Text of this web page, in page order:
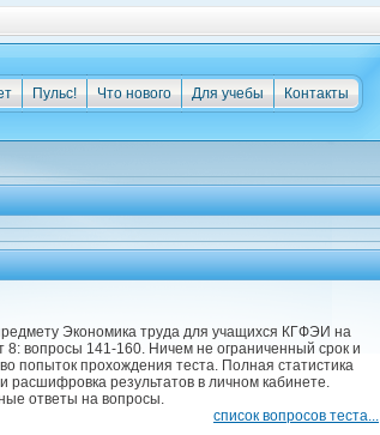
Контакты
Для учебы
Что нового
Пульс!
Экономика труда для учащихся КГФЭИ на
8: вопросы 141-160. Ничем не ограниченный срок и
попыток прохождения теста. Полная статистика
расшифровка результатов в личном кабинете.
ответы на вопросы.
список вопросов теста...